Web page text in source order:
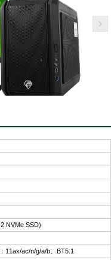
NVMe SSD)
11ax/ac/n/g/a/b、BT5.1